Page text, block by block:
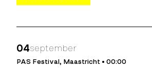
04september
PAS Festival, Maastricht • 00:00